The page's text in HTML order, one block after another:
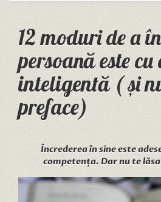
12 moduri de a
persoană este
inteligentă ( și
preface)
Încrederea în sine este
competența. Dar nu te